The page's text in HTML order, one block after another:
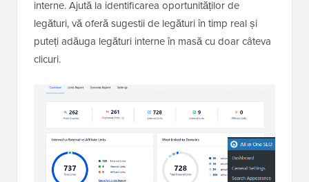
interne. Ajută la identificarea oportunităților de
legături, vă oferă sugestii de legături în timp real și
puteți adăuga legături interne în masă cu doar câteva
clicuri.